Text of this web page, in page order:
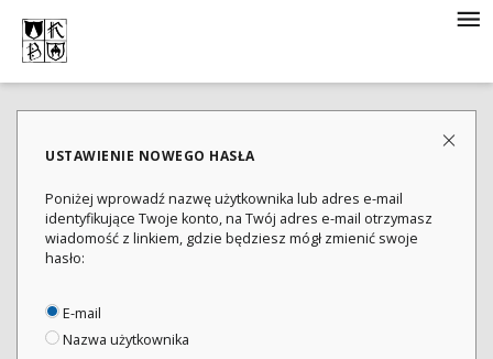
USTAWIENIE NOWEGO HASŁA
Poniżej wprowadź nazwę użytkownika lub adres e-mail
identyfikujące Twoje konto, na Twój adres e-mail otrzymasz
wiadomość z linkiem, gdzie będziesz mógł zmienić swoje
hasło:
E-mail
Nazwa użytkownika